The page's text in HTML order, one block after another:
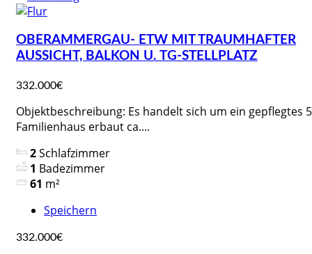
OBERAMMERGAU- ETW MIT TRAUMHAFTER
AUSSICHT, BALKON U. TG-STELLPLATZ
332.000€
Objektbeschreibung: Es handelt sich um ein gepflegtes
Familienhaus erbaut ca....
2Schlafzimmer
1 Badezimmer
61 m²
Speichern
332.000€